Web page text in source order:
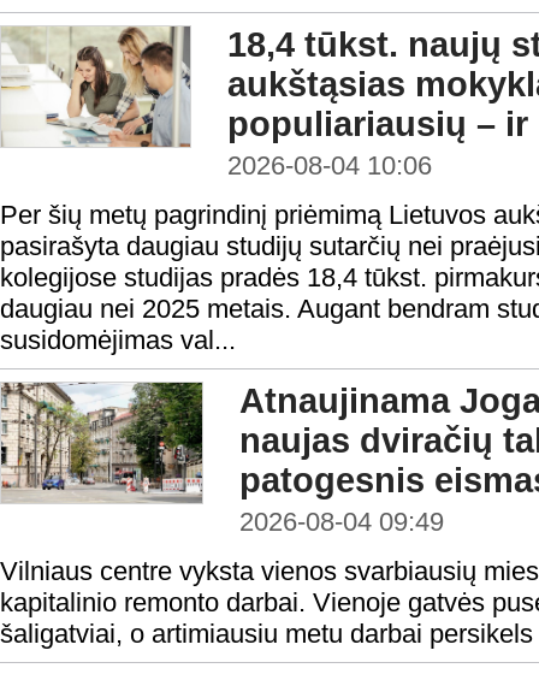
18,4 tūkst. naujų
aukštąsias
populiariausių –
2026-08-04 10:06
Per šių metų pagrindinį priėmimą Lietuvos
pasirašyta daugiau studijų sutarčių nei
kolegijose studijas pradės 18,4 tūkst.
daugiau nei 2025 metais. Augant bendram
susidomėjimas val...
Atnaujinama
naujas dviračių
patogesnis
2026-08-04 09:49
Vilniaus centre vyksta vienos svarbiausių
kapitalinio remonto darbai. Vienoje gatvės
šaligatviai, o artimiausiu metu darbai